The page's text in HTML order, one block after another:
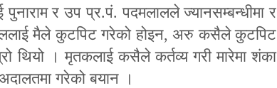
र उप प्र.पं. पदमलालले ज्यानसम्बन्धीमा र
मैले कुटपिट गरेको होइन,अरु कसैले कुटपिट
थियो । मृतकलाई कसैले कर्तव्य गरी मारेमा शंका
गरेको बयान ।